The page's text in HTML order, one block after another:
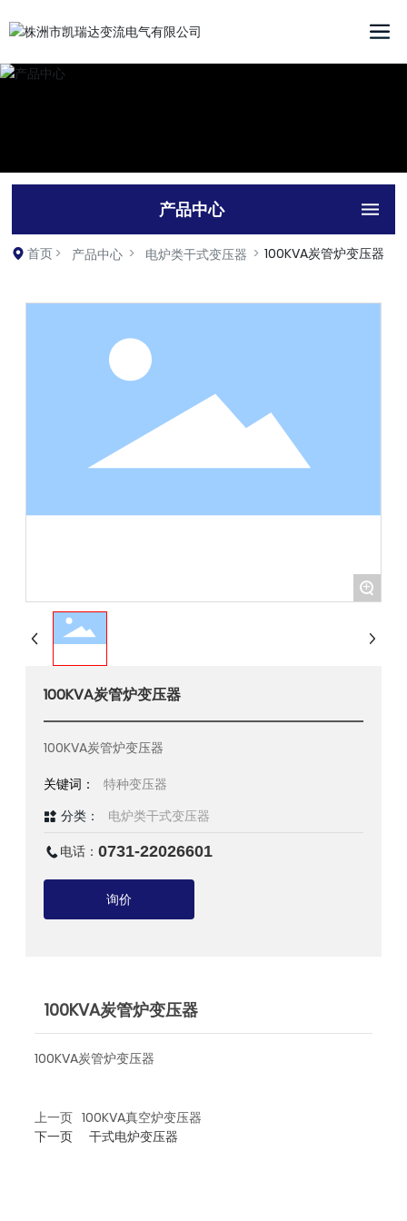
产品中心
首页 产品中心 电炉类干式变压器 100KVA炭管炉变压器
+
100KVA炭管炉变压器
100KVA炭管炉变压器
关键词：
特种变压器
分类：
电炉类干式变压器
电话： 0731-22026601
询价
100KVA炭管炉变压器
100KVA炭管炉变压器
上一页 100KVA真空炉变压器
干式电炉变压器
下一页